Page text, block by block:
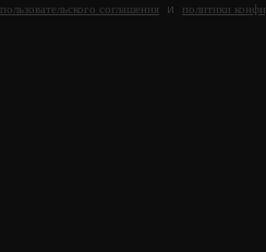
пользовательского соглашения и политики